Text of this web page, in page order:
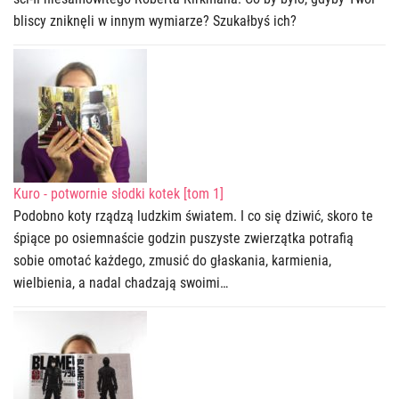
bliscy zniknęli w innym wymiarze? Szukałbyś ich?
Kuro - potwornie słodki kotek [tom 1]
Podobno koty rządzą ludzkim światem. I co się dziwić, skoro te
śpiące po osiemnaście godzin puszyste zwierzątka potrafią
sobie omotać każdego, zmusić do głaskania, karmienia,
wielbienia, a nadal chadzają swoimi…